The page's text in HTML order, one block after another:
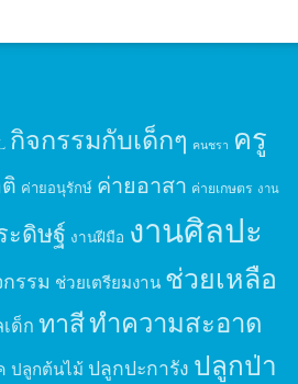
กิจกรรมกับเด็กๆ คนชรา ครู
ค่ายอนุรักษ์ ค่ายอาสา ค่ายเกษตร งาน
ะดิษฐ์ งานฝีมือ งานศิลปะ
รรม ช่วยเตรียมงาน ช่วยเหลือ
ด็ก ทาสีทำความสะอาด
ปลูกต้นไม้ ปลูกปะการัง ปลูกป่า